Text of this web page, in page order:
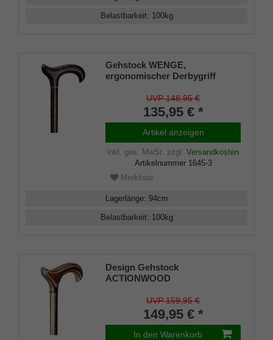
Belastbarkeit: 100kg
Gehstock WENGE,
ergonomischer Derbygriff
Chrom-Ring, inkl.
Gummipuffer, 94 cm
UVP 148,95 €
135,95 € *
Artikel anzeigen
inkl. ges. MwSt. zzgl. Versandkosten
Artikelnummer 1645-3
Merkliste
Lagerlänge: 94cm
Belastbarkeit: 100kg
Design Gehstock
ACTIONWOOD
Derbygriff und Stock aus
stabilem Multiplex, handpoliert
mit Carnaubawachs, inklusive
Gummipuffer
UVP 159,95 €
149,95 € *
In den Warenkorb